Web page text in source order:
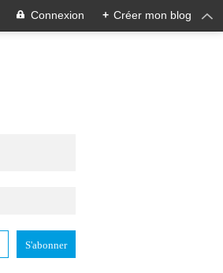
Connexion + Créer mon blog